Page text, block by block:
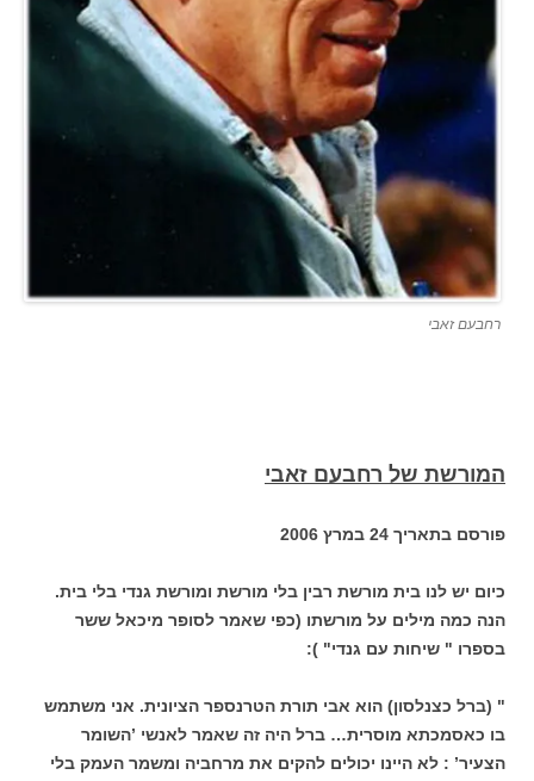
רחבעם זאבי
המורשת של רחבעם זאבי
פורסם בתאריך 24 במרץ 2006
כיום יש לנו בית מורשת רבין בלי מורשת ומורשת גנדי בלי בית.
הנה כמה מילים על מורשתו (כפי שאמר לסופר מיכאל ששר
בספרו " שיחות עם גנדי" ):
" (ברל כצנלסון) הוא אבי תורת הטרנספר הציונית. אני משתמש
בו כאסמכתא מוסרית… ברל היה זה שאמר לאנשי ’השומר
הצעיר’ : לא היינו יכולים להקים את מרחביה ומשמר העמק בלי